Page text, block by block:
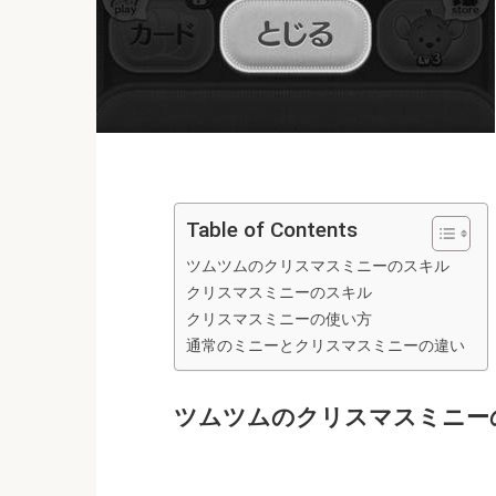
Table of Contents
ツムツムのクリスマスミニーのスキル
クリスマスミニーのスキル
クリスマスミニーの使い方
通常のミニーとクリスマスミニーの違い
ツムツムのクリスマスミニ